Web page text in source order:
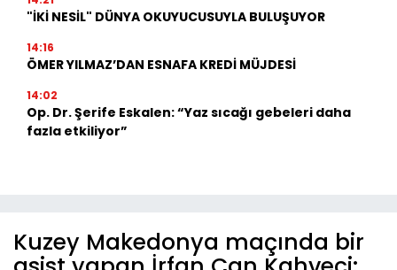
"İKİ NESİL" DÜNYA OKUYUCUSUYLA BULUŞUYOR
14:16
ÖMER YILMAZ’DAN ESNAFA KREDİ MÜJDESİ
14:02
Op. Dr. Şerife Eskalen: “Yaz sıcağı gebeleri daha
fazla etkiliyor”
Kuzey Makedonya maçında bir